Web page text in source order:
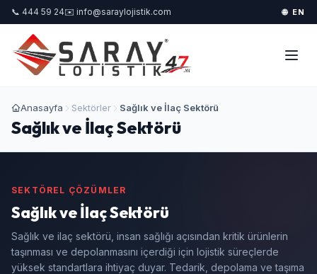
📞 444 59 24✉️ info@saraylojistik.com 🌐 EN
Anasayfa Sektörler Sağlık ve İlaç Sektörü
Sağlık ve İlaç Sektörü
SEKTÖREL ÇÖZÜMLER
Sağlık ve İlaç Sektörü
Sağlık ve ilaç sektörü, insan sağlığı açısından kritik ürünlerin
taşınması ve depolanmasını içerdiği için lojistik süreçlerde
yüksek standartlara ihtiyaç duyar. Tedarik, depolama ve taşıma